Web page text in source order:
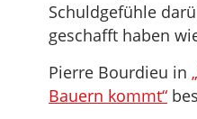
Schuldgefühle
geschafft haben
Pierre Bourdieu in
Bauern kommt“